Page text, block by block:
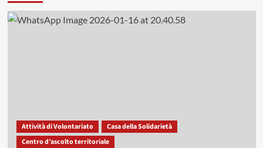
Attività di Volontariato
Casa della Solidarietà
Centro d’ascolto territoriale